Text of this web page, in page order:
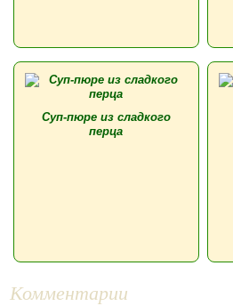
Суп-пюре из сладкого
перца
Комментарии